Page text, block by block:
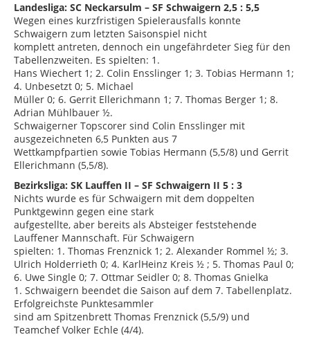
Landesliga: SC Neckarsulm – SF Schwaigern 2,5 : 5,5
Wegen eines kurzfristigen Spielerausfalls konnte
Schwaigern zum letzten Saisonspiel nicht
komplett antreten, dennoch ein ungefährdeter Sieg für den
Tabellenzweiten. Es spielten: 1.
Hans Wiechert 1; 2. Colin Ensslinger 1; 3. Tobias Hermann 1;
4. Unbesetzt 0; 5. Michael
Müller 0; 6. Gerrit Ellerichmann 1; 7. Thomas Berger 1; 8.
Adrian Mühlbauer ½.
Schwaigerner Topscorer sind Colin Ensslinger mit
ausgezeichneten 6,5 Punkten aus 7
Wettkampfpartien sowie Tobias Hermann (5,5/8) und Gerrit
Ellerichmann (5,5/8).
Bezirksliga: SK Lauffen II – SF Schwaigern II 5 : 3
Nichts wurde es für Schwaigern mit dem doppelten
Punktgewinn gegen eine stark
aufgestellte, aber bereits als Absteiger feststehende
Lauffener Mannschaft. Für Schwaigern
spielten: 1. Thomas Frenznick 1; 2. Alexander Rommel ½; 3.
Ulrich Holderrieth 0; 4. KarlHeinz Kreis ½ ; 5. Thomas Paul 0;
6. Uwe Single 0; 7. Ottmar Seidler 0; 8. Thomas Gnielka
1. Schwaigern beendet die Saison auf dem 7. Tabellenplatz.
Erfolgreichste Punktesammler
sind am Spitzenbrett Thomas Frenznick (5,5/9) und
Teamchef Volker Echle (4/4).